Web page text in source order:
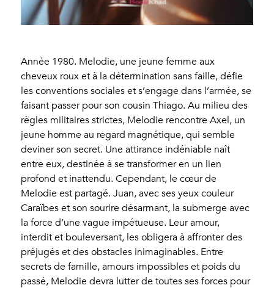
Année 1980. Melodie, une jeune femme aux
cheveux roux et à la détermination sans faille, défie
les conventions sociales et s’engage dans l’armée, se
faisant passer pour son cousin Thiago. Au milieu des
règles militaires strictes, Melodie rencontre Axel, un
jeune homme au regard magnétique, qui semble
deviner son secret. Une attirance indéniable naît
entre eux, destinée à se transformer en un lien
profond et inattendu. Cependant, le cœur de
Melodie est partagé. Juan, avec ses yeux couleur
Caraïbes et son sourire désarmant, la submerge avec
la force d’une vague impétueuse. Leur amour,
interdit et bouleversant, les obligera à affronter des
préjugés et des obstacles inimaginables. Entre
secrets de famille, amours impossibles et poids du
passé, Melodie devra lutter de toutes ses forces pour